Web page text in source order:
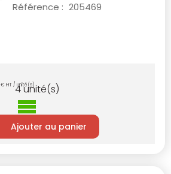
Référence : 205469
€ HT / unité(s)
4unité(s)
Ajouter au panier